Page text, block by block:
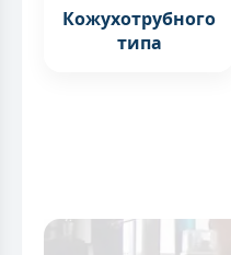
Кожухотрубного
типа